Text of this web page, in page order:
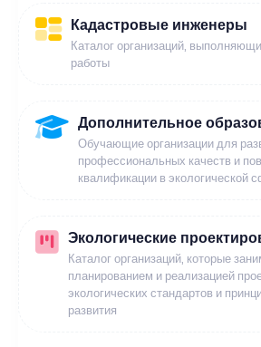
Кадастровые инженеры
Каталог организаций,
работы
Дополнительное
Обучающие организации для
профессиональных качеств и
квалификации в экологической
Экологические
Каталог организаций, которые
планированием и реализацией
экологических стандартов и
развития